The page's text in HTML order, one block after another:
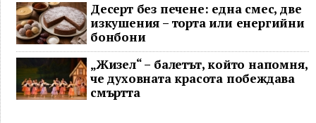
Десерт без печене: една смес, две
изкушения – торта или енергийни
бонбони
„Жизел“ – балетът, който напомня,
че духовната красота побеждава
смъртта